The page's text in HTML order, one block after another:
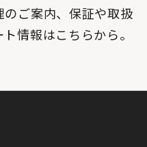
ご案内、保証や取扱
情報はこちらから。